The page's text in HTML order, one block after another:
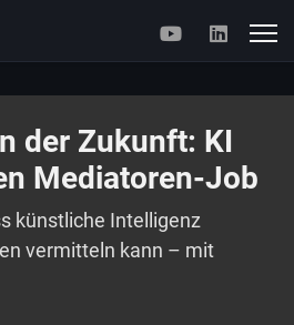
der Zukunft: KI
Mediatoren-Job
künstliche Intelligenz
vermitteln kann – mit